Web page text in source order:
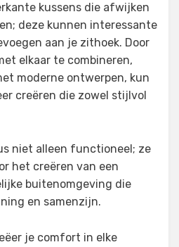
kussens die afwijken
deze kunnen interessante
aan je zithoek. Door
elkaar te combineren,
moderne ontwerpen, kun
creëren die zowel stijlvol
niet alleen functioneel; ze
het creëren van een
buitenomgeving die
en samenzijn.
je comfort in elke